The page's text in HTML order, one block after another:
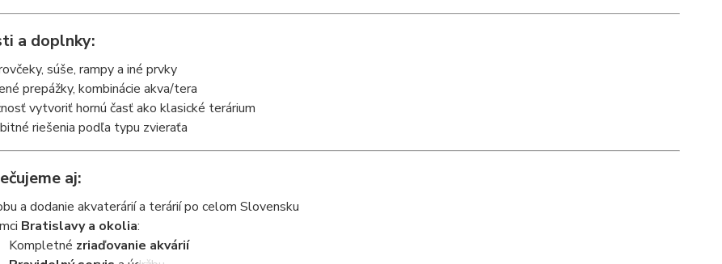
a doplnky:
súše, rampy a iné prvky
prepážky, kombinácie akva/tera
vytvoriť hornú časť ako klasické terárium
riešenia podľa typu zvieraťa
aj:
a dodanie akvaterárií a terárií po celom Slovensku
Bratislavy a okolia:
Kompletné zriaďovanie akvárií